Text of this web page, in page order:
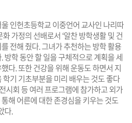
인헌초등학교 이중언어 교사인 나리따
가정의 선배로서 ‘알찬 방학생활 및 건
전해 줬다. 그녀가 추천하는 방학 활용
방학 동안 할 일을 구체적으로 계획을 세
다. 또한 건강을 위해 운동도 하면서 지
기 기초부분을 미리 배우는 것도 좋다
시회 등 여러 프로그램에 참가하고 외가
해 어른에 대한 존경심을 키우는 것도
다.